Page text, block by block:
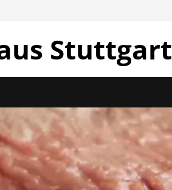
Stuttgart